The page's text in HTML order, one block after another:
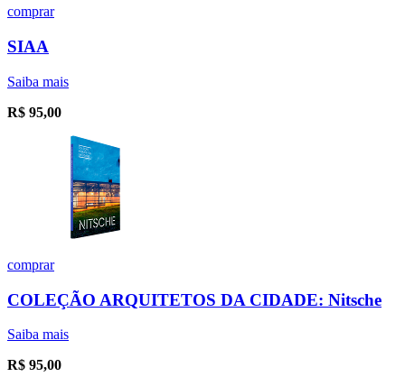
comprar
SIAA
Saiba mais
R$ 95,00
comprar
COLEÇÃO ARQUITETOS DA CIDADE: Nitsche
Saiba mais
R$ 95,00